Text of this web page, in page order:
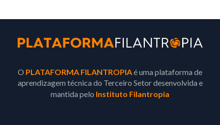
O PLATAFORMA FILANTROPIAé uma plataforma de
aprendizagem técnica do Terceiro Setor desenvolvida e
mantida pelo Instituto Filantropia